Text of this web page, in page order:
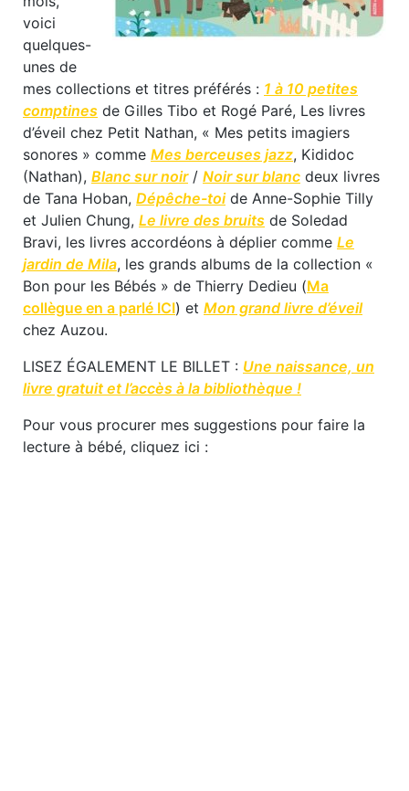
voici
quelques-
unes de
mes collections et titres préférés : 1 à 10 petites
comptines de Gilles Tibo et Rogé Paré, Les livres
d’éveil chez Petit Nathan, « Mes petits imagiers
sonores » comme Mes berceuses jazz, Kididoc
(Nathan), Blanc sur noir/ Noir sur blanc deux livres
de Tana Hoban, Dépêche-toide Anne-Sophie Tilly
et Julien Chung, Le livre des bruits de Soledad
Bravi, les livres accordéons à déplier comme Le
jardin de Mila, les grands albums de la collection «
Bon pour les Bébés » de Thierry Dedieu (Ma
collègue en a parlé ICI) et Mon grand livre d’éveil
chez Auzou.
LISEZ ÉGALEMENT LE BILLET : Une naissance, un
livre gratuit et l’accès à la bibliothèque !
Pour vous procurer mes suggestions pour faire la
lecture à bébé, cliquez ici :